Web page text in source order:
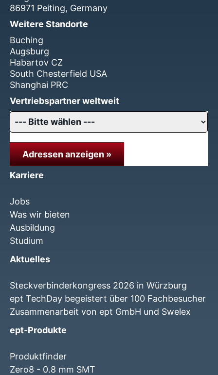
86971 Peiting, Germany
Weitere Standorte
Buching
Augsburg
Habartov CZ
South Chesterfield USA
Shanghai PRC
Vertriebspartner weltweit
Adressen anzeigen »
Karriere
Jobs
Was wir bieten
Ausbildung
Studium
Aktuelles
Steckverbinderkongress 2026 in Würzburg
ept TechDay begeistert über 100 Fachbesucher
Zusammenarbeit von ept GmbH und Swelex
ept-Produkte
Produktfinder
Zero8 - 0.8 mm SMT